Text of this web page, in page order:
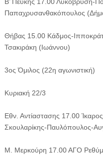
Παπαχρυσανθακόπουλος
Θήβας 15.00 Κάδμος-
Τσακιράκη (Ιωάννου)
3ος Όμιλος (22η αγωνιστική)
Κυριακή 22/3
Εθν. Αντίαστασης 17.00
Σκουλαρίκης-Παυλόπουλος-
Μ. Μερκούρη 17.00 ΑΓΟ